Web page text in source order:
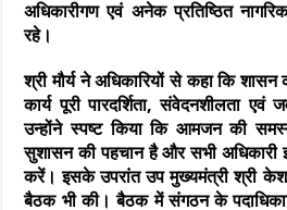
अधिकारीगण एवं अनेक प्रतिष्ठित
रहे।
श्री मौर्य ने अधिकारियों से कहा कि
कार्य पूरी पारदर्शिता,संवेदनशीलता एवं
उन्होंने स्पष्ट किया कि आमजन की
सुशासन की पहचान है और सभी अधिकारी
करें। इसके उपरांत उप मुख्यमंत्री श्री
बैठक भी की। बैठक में संगठन के